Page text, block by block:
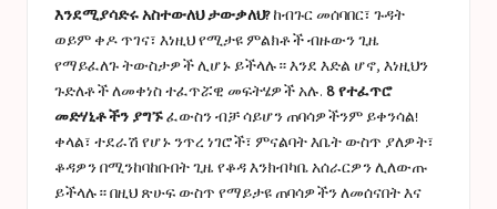
እንደሚያሳድሩ አስተውለህ ታውቃለህ?ከብጉር መሰባበር፣ ጉዳት
ወይም ቀዶ ጥገና፣ እነዚህ የሚታዩ ምልክቶች ብዙውን ጊዜ
የማይፈለጉ ትውስታዎች ሊሆኑ ይችላሉ። እንደ እድል ሆኖ, እነዚህን
ጉድለቶች ለመቀነስ ተፈጥሯዊ መፍትሄዎች አሉ. 8 የተፈጥሮ
መድሃኒቶችን ያግኙፈውስን ብቻ ሳይሆን ጠባሳዎችንም ይቀንሳል!
ቀላል፣ ተደራሽ የሆኑ ንጥረ ነገሮች፣ ምናልባት እቤት ውስጥ ያለዎት፣
ቆዳዎን በሚንከባከቡበት ጊዜ የቆዳ እንክብካቤ አሰራርዎን ሊለውጡ
ይችላሉ። በዚህ ጽሁፍ ውስጥ የማይታዩ ጠባሳዎችን ለመሰናበት እና